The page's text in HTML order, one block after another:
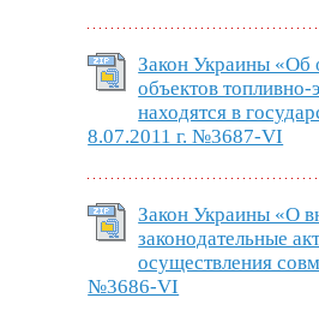
Закон Украины «Об
объектов топливно-
находятся в
8.07.2011 г. №3687-VI
Закон Украины «О
законодательные
осуществления
№3686-VI